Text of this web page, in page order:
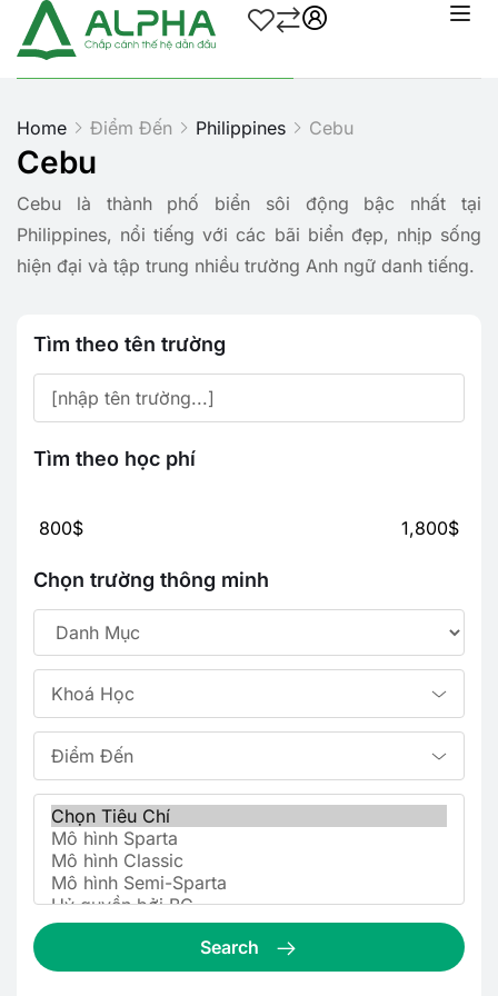
Home Điểm Đến Philippines Cebu
Cebu
Cebu là thành phố biển sôi động bậc nhất tại
Philippines, nổi tiếng với các bãi biển đẹp, nhịp sống
hiện đại và tập trung nhiều trường Anh ngữ danh tiếng.
Tìm theo tên trường
Tìm theo học phí
800$ 1,800$
Chọn trường thông minh
Khoá Học
Điểm Đến
Search